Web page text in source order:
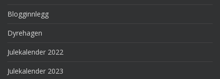
Blogginnlegg
Dyrehagen
Julekalender 2022
Julekalender 2023